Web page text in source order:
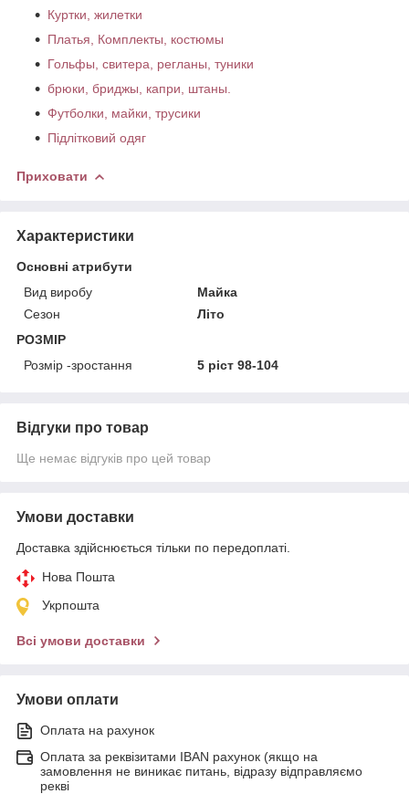
​Куртки, жилетки
Платья, Комплекты, костюмы
Гольфы, свитера, регланы, туники
брюки, бриджы, капри, штаны.
Футболки, майки, трусики
Підлітковий одяг
Приховати
Характеристики
Основні атрибути
Вид виробу
Майка
Сезон
Літо
РОЗМІР
Розмір -зростання
5 ріст 98-104
Відгуки про товар
Ще немає відгуків про цей товар
Умови доставки
Доставка здійснюється тільки по передоплаті.
Нова Пошта
Укрпошта
Всі умови доставки
Умови оплати
Оплата на рахунок
Оплата за реквізитами IBAN рахунок (якщо на
замовлення не виникає питань, відразу відправляємо
рекві